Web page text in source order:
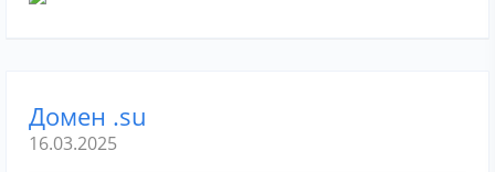
Домен .su
16.03.2025